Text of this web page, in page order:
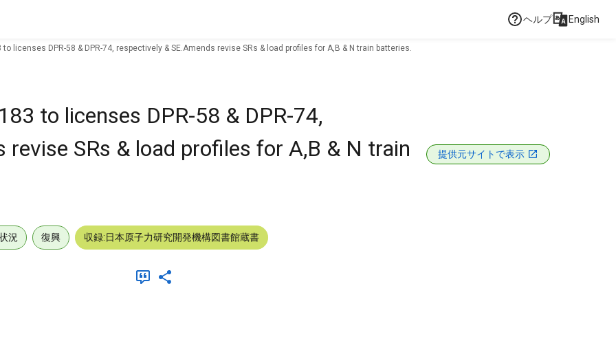
ヘルプ English
licenses DPR-58 & DPR-74, respectively & SE.Amends revise SRs & load profiles for A,B & N train batteries.
to licenses DPR-58 & DPR-74,
revise SRs & load profiles for A,B & N train
提供元サイトで表示
況 復興 収録:日本原子力研究開発機構図書館蔵書